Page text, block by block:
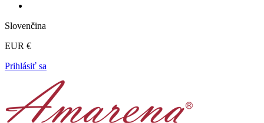
Slovenčina
EUR €
Prihlásiť sa